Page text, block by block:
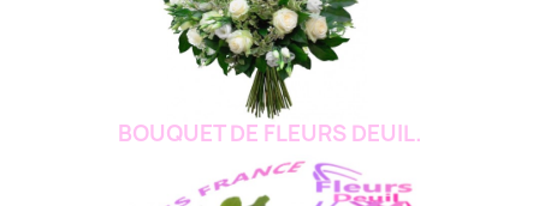
BOUQUET DE FLEURS DEUIL.